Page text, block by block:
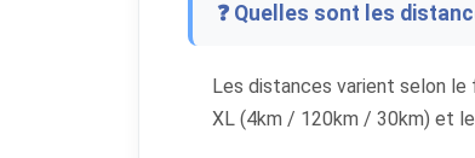
❓ Quelles sont les
Les distances varient selon
XL (4km / 120km / 30km) et